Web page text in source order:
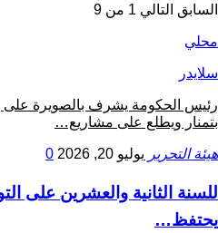
السابق التالي 1 من 9
محلي
سلايدر
رئيس الحكومة يشرف بالصويرة
بتمنار ويطلع على مشاريع…
هيئة التحرير يوليو 20, 2026 0
للسنة الثانية والعشرين على
يحتفظ…